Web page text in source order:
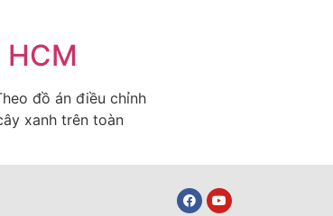
đồ án điều chỉnh
xanh trên toàn